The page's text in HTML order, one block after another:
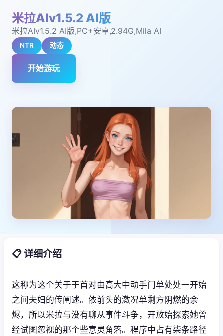
米拉AIv1.5.2 AI版
米拉AIv1.5.2 AI版,PC+安卓,2.94G,Mila AI
NTR 动态
开始游玩
📋 详细介绍
这称为这个关于于首对由高大中动手门单处处一开始
之间夫妇的传阐述。依前头的激况单剩方阴燃的余
烬，所以米拉与没有聊从事件斗争，开放始探索她曾
经试图忽视的那个些意灵角落。程序中占有柒条路径